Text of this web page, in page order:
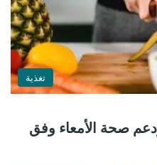
تغذية
صحة الأمعاء وفق